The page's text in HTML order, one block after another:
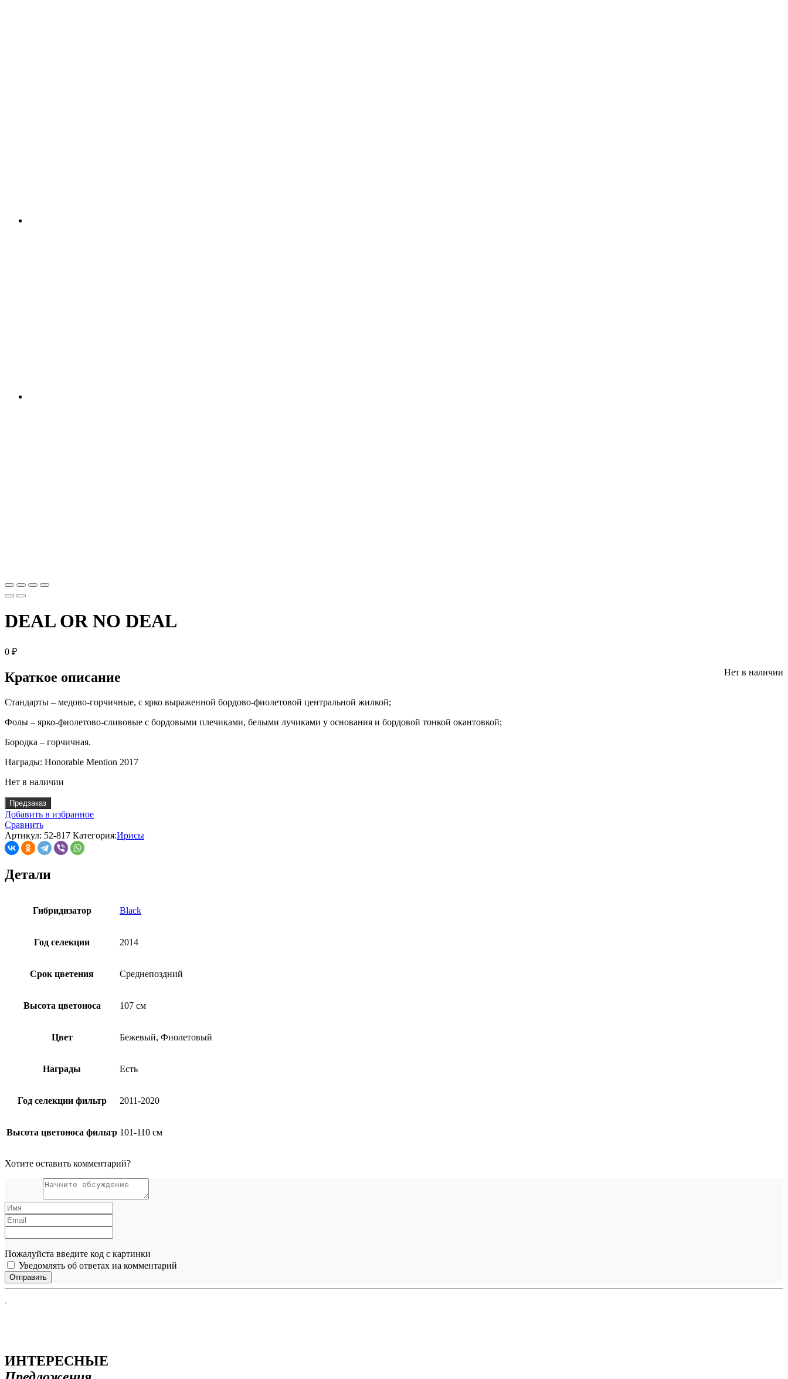
DEAL OR NO DEAL
0 ₽
Нет в наличии
Краткое описание
Стандарты – медово-горчичные, с ярко выраженной бордово-фиолетовой центральной жилкой;
Фолы – ярко-фиолетово-сливовые с бордовыми плечиками, белыми лучиками у основания и бордовой тонкой окантовкой;
Бородка – горчичная.
Награды: Honorable Mention 2017
Нет в наличии
Предзаказ
Добавить в избранное
Сравнить
Артикул: 52-817 Категория:Ирисы
Детали
Гибридизатор Black
Год селекции 2014
Срок цветения Среднепоздний
Высота цветоноса 107 см
Цвет Бежевый, Фиолетовый
Награды Есть
Год селекции фильтр 2011-2020
Высота цветоноса фильтр 101-110 см
Хотите оставить комментарий?
Пожалуйста введите код с картинки
Уведомлять об ответах на комментарий
ИНТЕРЕСНЫЕ